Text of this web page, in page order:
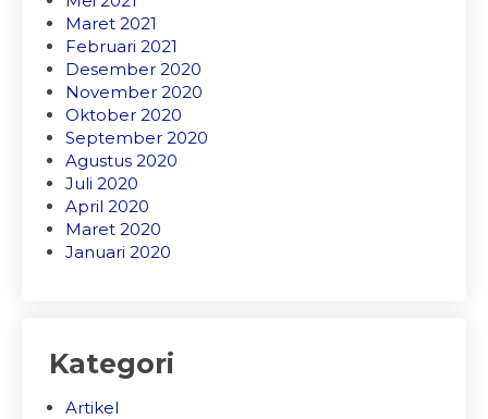
Maret 2021
Februari 2021
Desember 2020
November 2020
Oktober 2020
September 2020
Agustus 2020
Juli 2020
April 2020
Maret 2020
Januari 2020
Kategori
Artikel